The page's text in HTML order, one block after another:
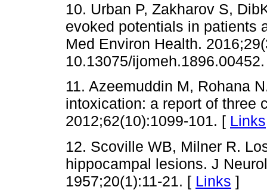
10. Urban P, Zakharov S,
evoked potentials in patients
Med Environ Health.
10.13075/
11. Azeemuddin M, Rohana
intoxication: a report of three
2012;62(10):1099-101. [ Links
12. Scoville WB, Milner R.
hippocampal lesions. J
1957;20(1):11-21. [ Links ]